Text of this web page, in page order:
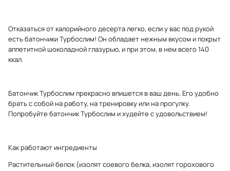
Отказаться от калорийного десерта легко, если у вас под рукой
есть батончики Турбослим! Он обладает нежным вкусом и покрыт
аппетитной шоколадной глазурью, и при этом, в нем всего 140
ккал.
Батончик Турбослим прекрасно впишется в ваш день. Его удобно
брать с собой на работу, на тренировку или на прогулку.
Попробуйте батончик Турбослим и худейте с удовольствием!
Как работают ингредиенты
Растительный белок (изолят соевого белка, изолят горохового